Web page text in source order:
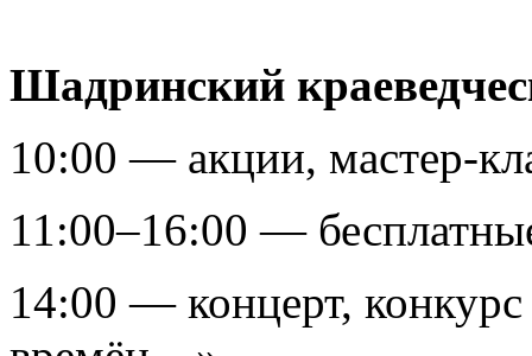
Шадринский
10:00 — акции, мастер-
11:00–16:00 —
14:00 — концерт,